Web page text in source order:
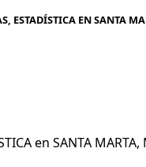
ESTADÍSTICA EN SANTA
en SANTA MARTA,